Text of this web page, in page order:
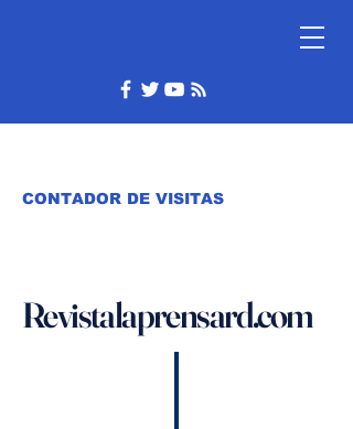
CONTADOR DE VISITAS
Revistalaprensard.com